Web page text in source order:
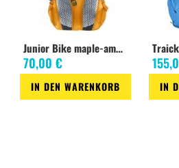
Junior Bike maple-amber
70,00 €
IN DEN WARENKORB
IN